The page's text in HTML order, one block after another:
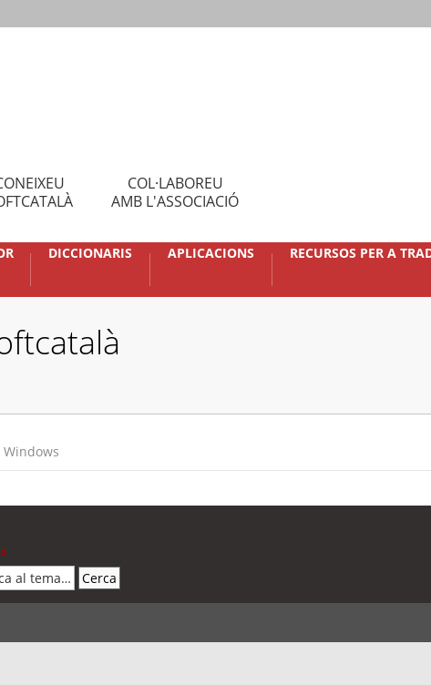
COL·LABOREU
AMB L'ASSOCIACIÓ
DICCIONARIS APLICACIONS RECURSOS PER A
Windows